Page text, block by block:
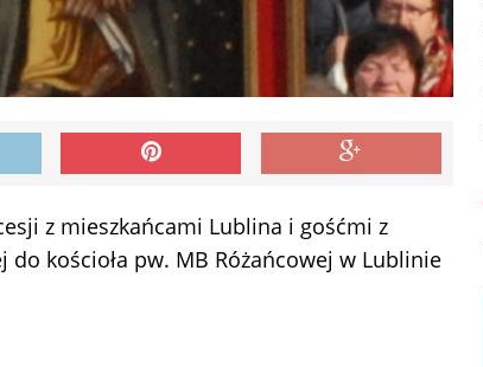
z mieszkańcami Lublina i gośćmi z
do kościoła pw. MB Różańcowej w Lublinie